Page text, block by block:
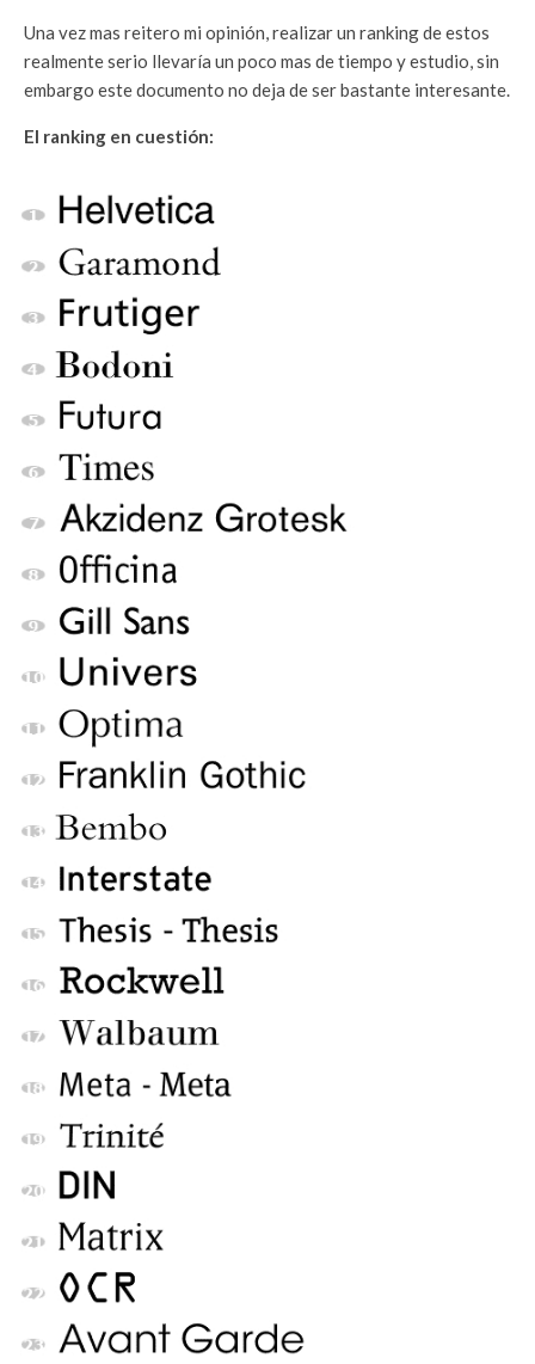
Una vez mas reitero mi opinión, realizar un ranking de estos
realmente serio llevaría un poco mas de tiempo y estudio, sin
embargo este documento no deja de ser bastante interesante.
El ranking en cuestión: